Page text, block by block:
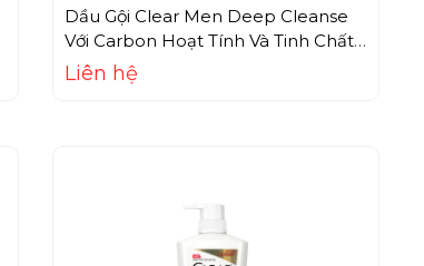
Dầu Gội Clear Men Deep Cleanse
Với Carbon Hoạt Tính Và Tinh Chất
Vỏ Cam (650g)
Liên hệ